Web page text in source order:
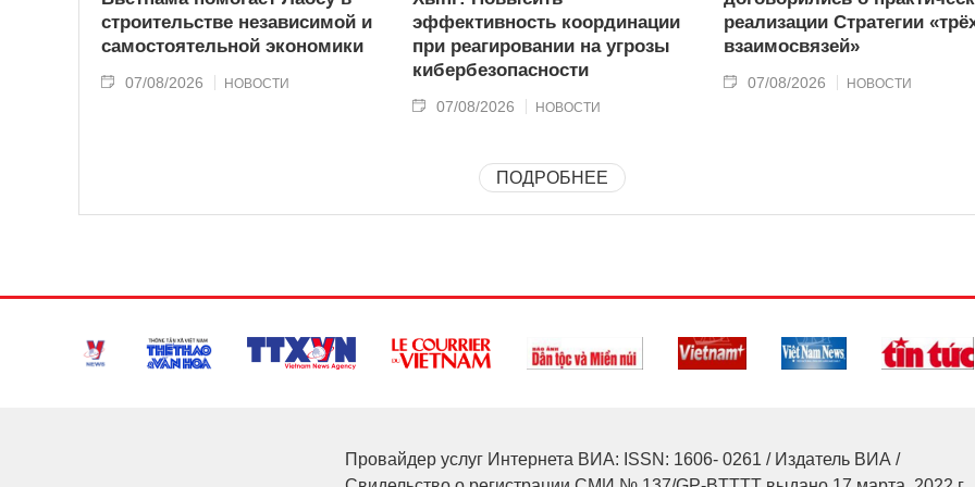
строительстве независимой и
самостоятельной экономики
07/08/2026 НОВОСТИ
эффективность координации
при реагировании на угрозы
кибербезопасности
07/08/2026 НОВОСТИ
реализации Стратегии
взаимосвязей»
07/08/2026 НОВОСТИ
ПОДРОБНЕЕ
Провайдер услуг Интернета ВИА: ISSN: 1606- 0261 / Издатель ВИА /